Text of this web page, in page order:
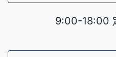
9:00-18:00